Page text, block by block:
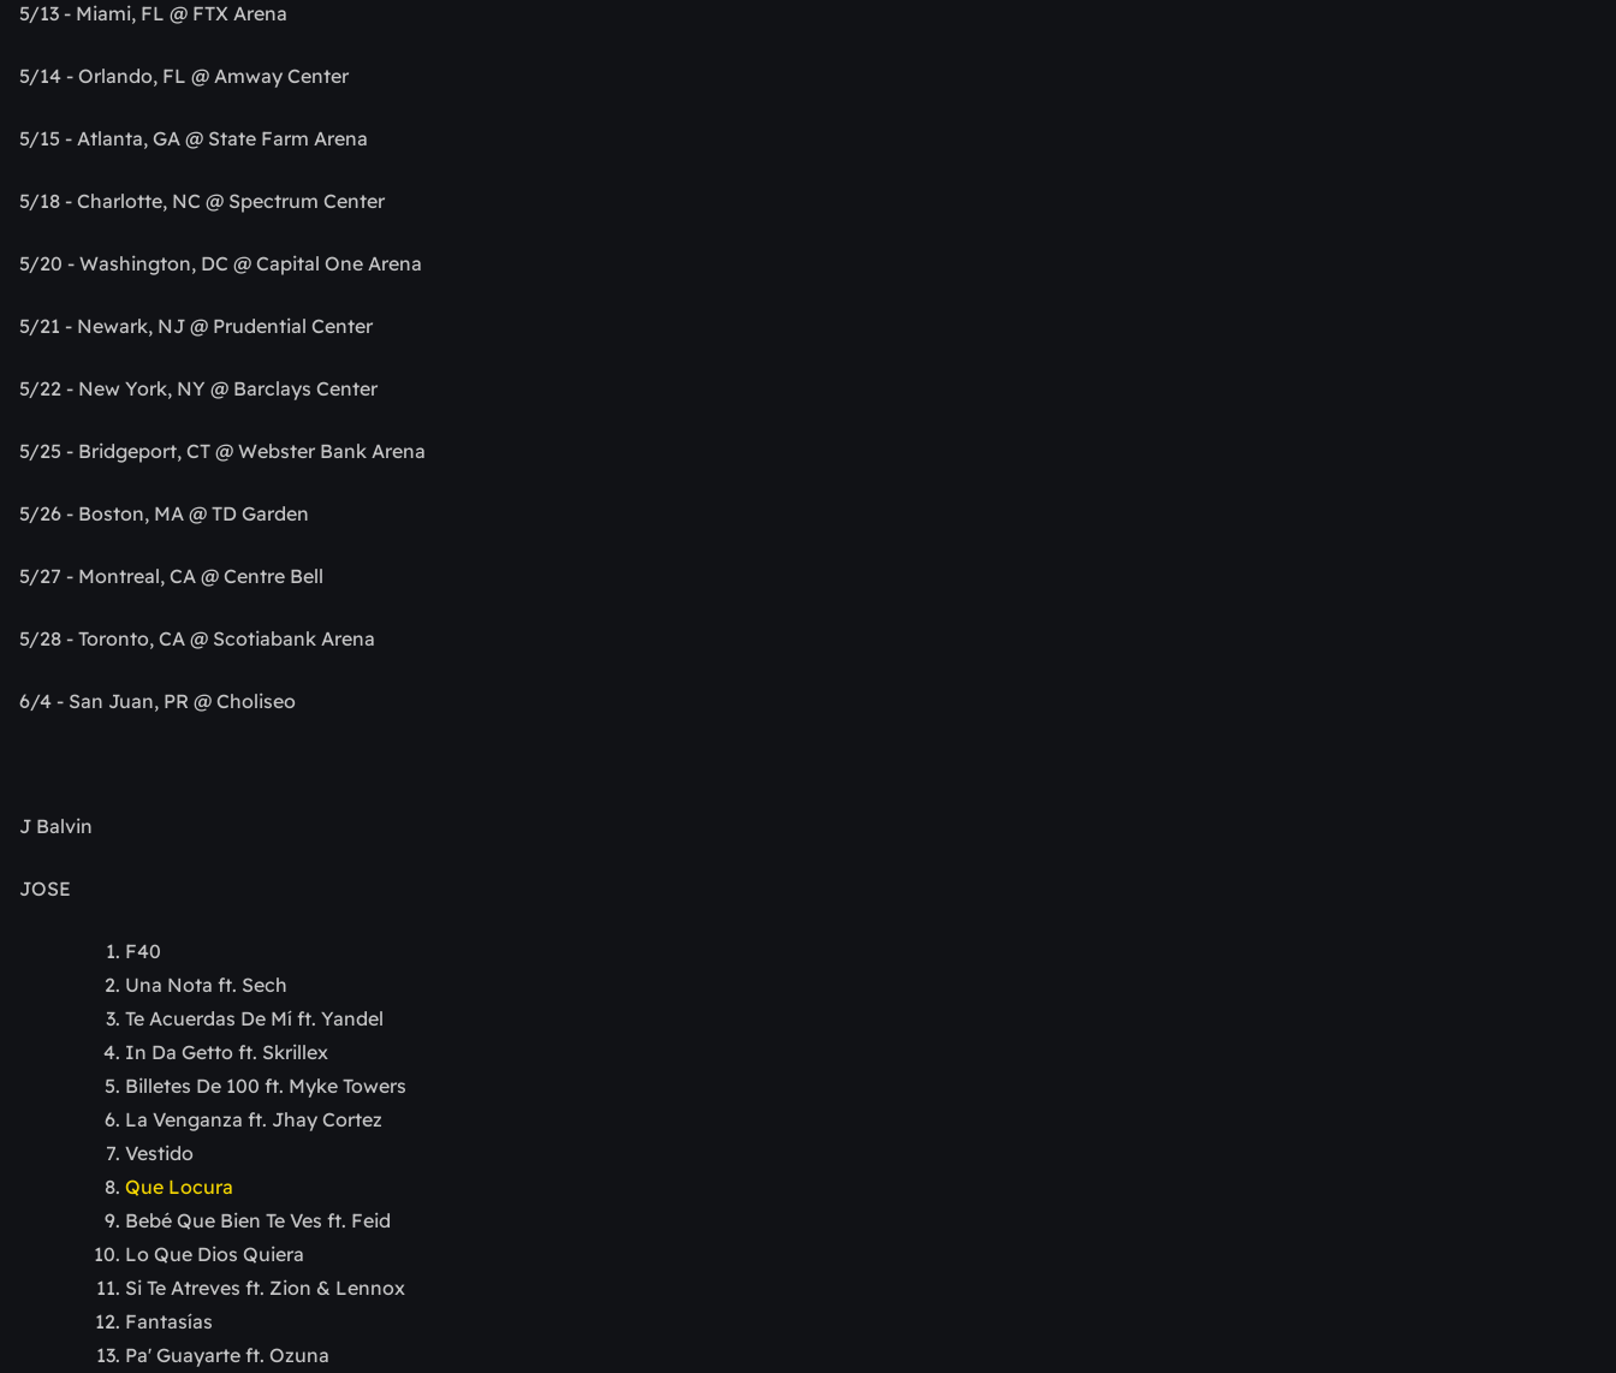
5/13 - Miami, FL @ FTX Arena
5/14 - Orlando, FL @ Amway Center
5/15 - Atlanta, GA @ State Farm Arena
5/18 - Charlotte, NC @ Spectrum Center
5/20 - Washington, DC @ Capital One Arena
5/21 - Newark, NJ @ Prudential Center
5/22 - New York, NY @ Barclays Center
5/25 - Bridgeport, CT @ Webster Bank Arena
5/26 - Boston, MA @ TD Garden
5/27 - Montreal, CA @ Centre Bell
5/28 - Toronto, CA @ Scotiabank Arena
6/4 - San Juan, PR @ Choliseo
J Balvin
JOSE
F40
Una Nota ft. Sech
Te Acuerdas De Mí ft. Yandel
In Da Getto ft. Skrillex
Billetes De 100 ft. Myke Towers
La Venganza ft. Jhay Cortez
Vestido
Que Locura
Bebé Que Bien Te Ves ft. Feid
Lo Que Dios Quiera
Si Te Atreves ft. Zion & Lennox
Fantasías
Pa' Guayarte ft. Ozuna